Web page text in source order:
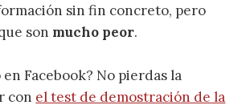
sin fin concreto, pero
son mucho peor.
Facebook? No pierdas la
con el test de demostración de la